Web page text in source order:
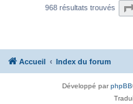
968 résultats trouvés
Accueil Index du forum
Développé parphpBB